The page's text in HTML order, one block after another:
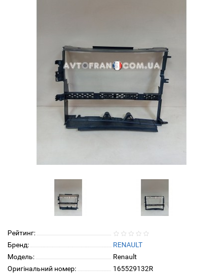
Рейтинг:
Бренд:
RENAULT
Модель:
Renault
Оригінальний номер:
165529132R